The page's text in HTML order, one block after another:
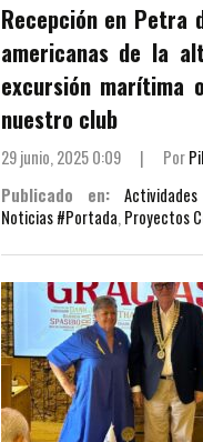
Recepción en Petra
americanas de la
excursión marítima
nuestro club
29 junio, 2025 0:09 | Por
Publicado en:
Noticias #Portada, Proyectos